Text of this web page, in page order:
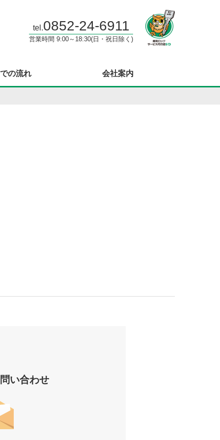
tel.0852-24-6911
営業時間 9:00～18:30(日・祝日除く)
の流れ 会社案内
い合わせ